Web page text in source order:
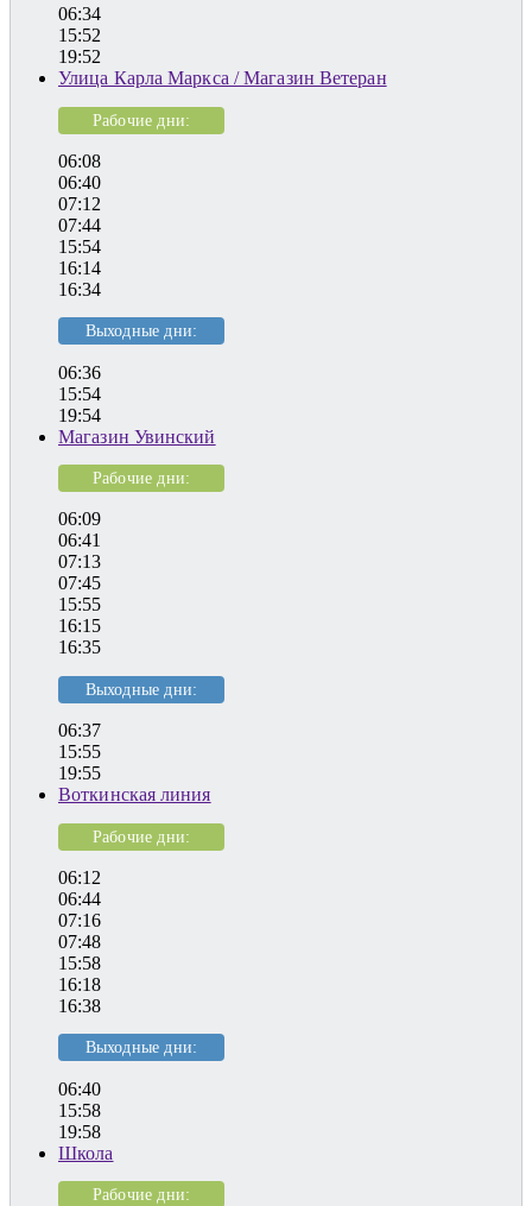
06:34
15:52
19:52
Улица Карла Маркса / Магазин Ветеран
Рабочие дни:
06:08
06:40
07:12
07:44
15:54
16:14
16:34
Выходные дни:
06:36
15:54
19:54
Магазин Увинский
Рабочие дни:
06:09
06:41
07:13
07:45
15:55
16:15
16:35
Выходные дни:
06:37
15:55
19:55
Воткинская линия
Рабочие дни:
06:12
06:44
07:16
07:48
15:58
16:18
16:38
Выходные дни:
06:40
15:58
19:58
Школа
Рабочие дни: